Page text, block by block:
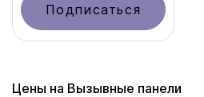
Подписаться
Цены на Вызывные панели